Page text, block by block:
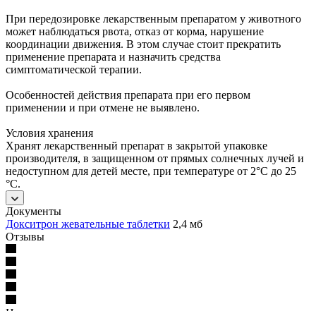
При передозировке лекарственным препаратом у животного
может наблюдаться рвота, отказ от корма, нарушение
координации движения. В этом случае стоит прекратить
применение препарата и назначить средства
симптоматической терапии.
Особенностей действия препарата при его первом
применении и при отмене не выявлено.
Условия хранения
Хранят лекарственный препарат в закрытой упаковке
производителя, в защищенном от прямых солнечных лучей и
недоступном для детей месте, при температуре от 2°С до 25
°С.
Документы
Докситрон жевательные таблетки 2,4 мб
Отзывы